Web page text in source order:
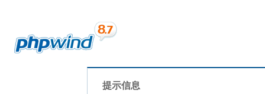
提示信息